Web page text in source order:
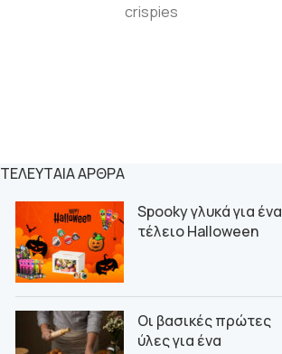
crispies
ΤΕΛΕΥΤΑΙΑ ΑΡΘΡΑ
Spooky γλυκά για ένα
τέλειο Halloween
Οι βασικές πρώτες
ύλες για ένα